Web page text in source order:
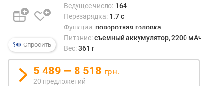
у
л
р
н
о
с
т
Спросить
Ведущее число: 164
Перезарядка: 1.7 с
Функции: поворотная головка
Питание: съемный аккумулятор, 2200 мАч
Вес: 361 г
5 489 — 8 518 грн.
20 предложений